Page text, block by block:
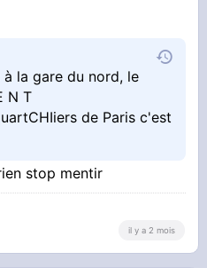
la gare du nord, le
N T
de Paris c'est
stop mentir
il y a 2 mois